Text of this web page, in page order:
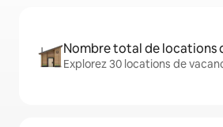
Nombre total de locations
Explorez 30 locations de